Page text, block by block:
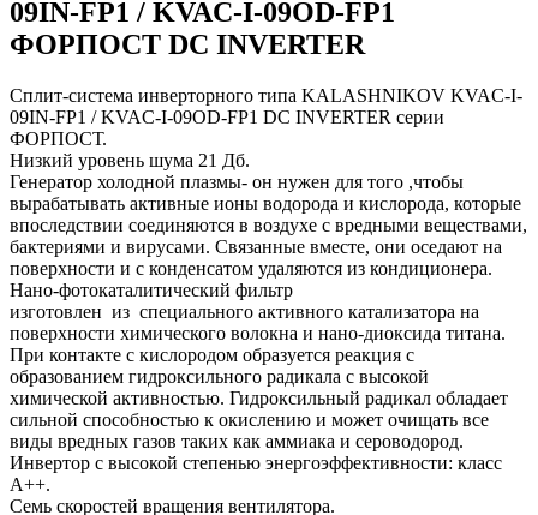
09IN-FP1 / KVAC-I-09OD-FP1
ФОРПОСТ DC INVERTER
Сплит-система инверторного типа KALASHNIKOV KVAC-I-
09IN-FP1 / KVAC-I-09OD-FP1 DC INVERTER серии
ФОРПОСТ.
Низкий уровень шума 21 Дб.
Генератор холодной плазмы- он нужен для того ,чтобы
вырабатывать активные ионы водорода и кислорода, которые
впоследствии соединяются в воздухе с вредными веществами,
бактериями и вирусами. Связанные вместе, они оседают на
поверхности и с конденсатом удаляются из кондиционера.
Нано-фотокаталитический фильтр
изготовлен из специального активного катализатора на
поверхности химического волокна и нано-диоксида титана.
При контакте с кислородом образуется реакция с
образованием гидроксильного радикала с высокой
химической активностью. Гидроксильный радикал обладает
сильной способностью к окислению и может очищать все
виды вредных газов таких как аммиака и сероводород.
Инвертор c высокой степенью энергоэффективности: класс
А++.
Семь скоростей вращения вентилятора.